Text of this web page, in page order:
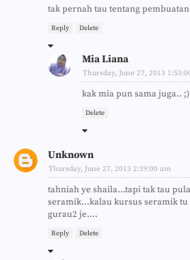
tak pernah tau tentang
Reply Delete
Mia Liana
Thursday, June 27, 2013
kak mia pun sama juga.. ;)
Delete
Unknown
Thursday, June 27, 2013 2:39:00 am
tahniah ye shaila...tapi tak tau
seramik...kalau kursus seramik
gurau2 je....
Reply Delete